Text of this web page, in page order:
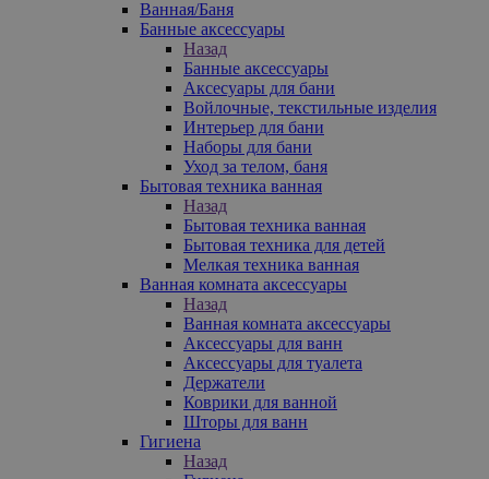
Ванная/Баня
Банные аксессуары
Назад
Банные аксессуары
Аксесуары для бани
Войлочные, текстильные изделия
Интерьер для бани
Наборы для бани
Уход за телом, баня
Бытовая техника ванная
Назад
Бытовая техника ванная
Бытовая техника для детей
Мелкая техника ванная
Ванная комната аксессуары
Назад
Ванная комната аксессуары
Аксессуары для ванн
Аксессуары для туалета
Держатели
Коврики для ванной
Шторы для ванн
Гигиена
Назад